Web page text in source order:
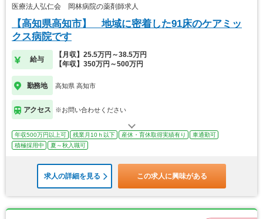
医療法人弘仁会 岡林病院の薬剤師求人
【高知県高知市】 地域に密着した91床のケアミッ
クス病院です
給与
【月収】25.5万円～38.5万円
【年収】350万円～500万円
勤務地 高知県 高知市
アクセス ※お問い合わせください
年収500万円以上可 残業月10ｈ以下 産休・育休取得実績有り
車通勤可
積極採用中
夏～秋入職可
求人の詳細を見る この求人に興味がある